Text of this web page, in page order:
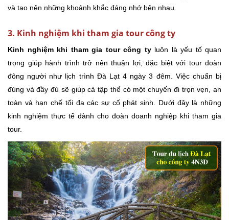
và tạo nên những khoảnh khắc đáng nhớ bên nhau.
3. Kinh nghiệm khi tham gia tour công ty
Kinh nghiệm khi tham gia tour công tyluôn là yếu tố quan
trọng giúp hành trình trở nên thuận lợi, đặc biệt với tour đoàn
đông người như lịch trình Đà Lạt 4 ngày 3 đêm. Việc chuẩn bị
đúng và đầy đủ sẽ giúp cả tập thể có một chuyến đi trọn vẹn, an
toàn và hạn chế tối đa các sự cố phát sinh. Dưới đây là những
kinh nghiệm thực tế dành cho đoàn doanh nghiệp khi tham gia
tour.